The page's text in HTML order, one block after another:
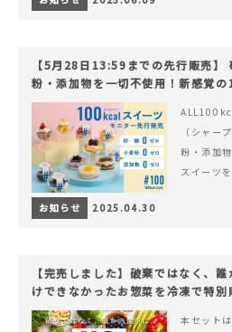
【5月28日13:59までの先行販売】
粉・添加物を一切不使用！新感覚
ツでヘルシーライフを。
（シャー
粉・添加
スイーツ
お知らせ 2025.04.30
【完売しました】破棄ではなく、
けできなかったお惣菜を冷凍で特別
本セット